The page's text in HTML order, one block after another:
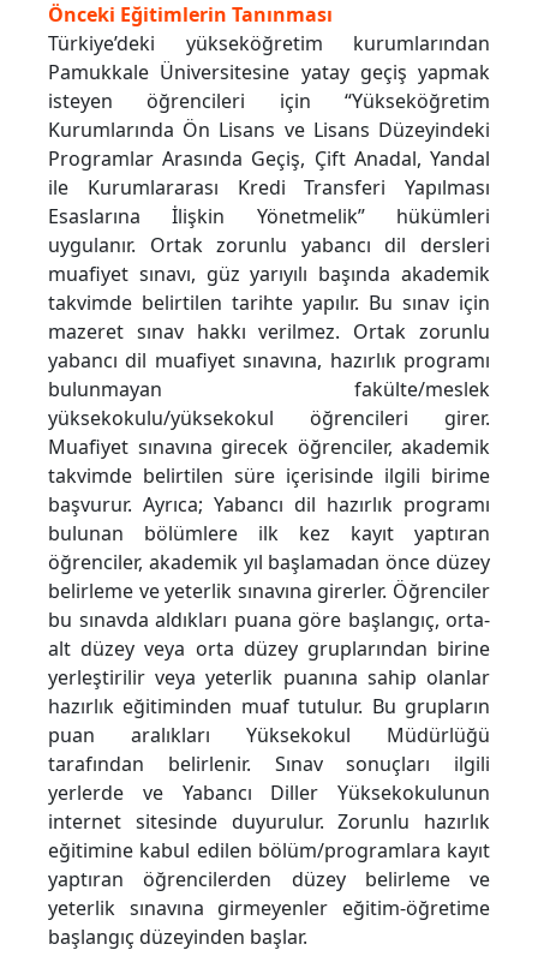
Önceki Eğitimlerin Tanınması
Türkiye’deki yükseköğretim kurumlarından
Pamukkale Üniversitesine yatay geçiş yapmak
isteyen öğrencileri için “Yükseköğretim
Kurumlarında Ön Lisans ve Lisans Düzeyindeki
Programlar Arasında Geçiş, Çift Anadal, Yandal
ile Kurumlararası Kredi Transferi Yapılması
Esaslarına İlişkin Yönetmelik” hükümleri
uygulanır. Ortak zorunlu yabancı dil dersleri
muafiyet sınavı, güz yarıyılı başında akademik
takvimde belirtilen tarihte yapılır. Bu sınav için
mazeret sınav hakkı verilmez. Ortak zorunlu
yabancı dil muafiyet sınavına, hazırlık programı
bulunmayan fakülte/meslek
yüksekokulu/yüksekokul öğrencileri girer.
Muafiyet sınavına girecek öğrenciler, akademik
takvimde belirtilen süre içerisinde ilgili birime
başvurur. Ayrıca; Yabancı dil hazırlık programı
bulunan bölümlere ilk kez kayıt yaptıran
öğrenciler, akademik yıl başlamadan önce düzey
belirleme ve yeterlik sınavına girerler. Öğrenciler
bu sınavda aldıkları puana göre başlangıç, orta-
alt düzey veya orta düzey gruplarından birine
yerleştirilir veya yeterlik puanına sahip olanlar
hazırlık eğitiminden muaf tutulur. Bu grupların
puan aralıkları Yüksekokul Müdürlüğü
tarafından belirlenir. Sınav sonuçları ilgili
yerlerde ve Yabancı Diller Yüksekokulunun
internet sitesinde duyurulur. Zorunlu hazırlık
eğitimine kabul edilen bölüm/programlara kayıt
yaptıran öğrencilerden düzey belirleme ve
yeterlik sınavına girmeyenler eğitim-öğretime
başlangıç düzeyinden başlar.